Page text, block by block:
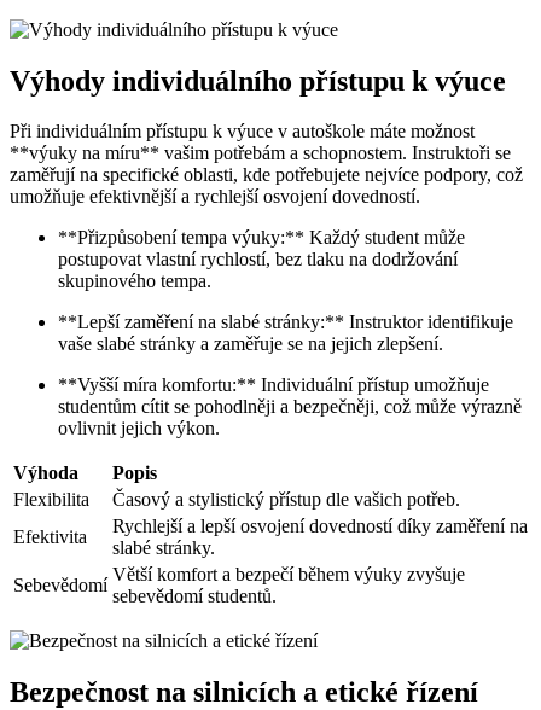
Výhody individuálního přístupu k výuce
Při individuálním přístupu k výuce v autoškole máte možnost
**výuky na míru** vašim potřebám a schopnostem. Instruktoři se
zaměřují na specifické oblasti, kde potřebujete nejvíce podpory, což
umožňuje efektivnější a rychlejší osvojení dovedností.
**Přizpůsobení tempa výuky:** Každý student může
postupovat vlastní rychlostí, bez tlaku na dodržování
skupinového tempa.
**Lepší zaměření na slabé stránky:** Instruktor identifikuje
vaše slabé stránky a zaměřuje se na jejich zlepšení.
**Vyšší míra komfortu:** Individuální přístup umožňuje
studentům cítit se pohodlněji a bezpečněji, což může výrazně
ovlivnit jejich výkon.
Výhoda
Popis
Flexibilita
Časový a stylistický přístup dle vašich potřeb.
Efektivita
Rychlejší a lepší osvojení dovedností díky zaměření na
slabé stránky.
Sebevědomí
Větší komfort a bezpečí během výuky zvyšuje
sebevědomí studentů.
Bezpečnost na silnicích a etické řízení